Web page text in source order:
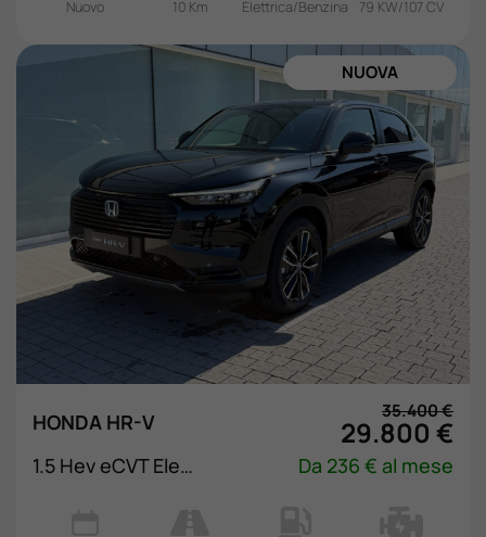
Nuovo 10 Km Elettrica/Benzina 79 KW/107 CV
NUOVA
HONDA HR-V 35.400 €
29.800 €
1.5 Hev eCVT Elegance Da 236 € al mese